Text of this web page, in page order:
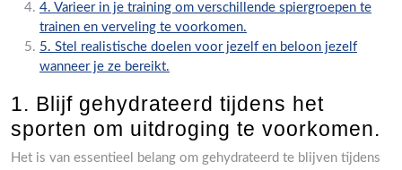
4. Varieer in je training om verschillende spiergroepen te
trainen en verveling te voorkomen.
5. Stel realistische doelen voor jezelf en beloon jezelf
wanneer je ze bereikt.
1. Blijf gehydrateerd tijdens het
sporten om uitdroging te voorkomen.
Het is van essentieel belang om gehydrateerd te blijven tijdens